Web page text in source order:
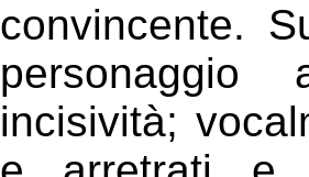
convincente.
personaggio
incisività;